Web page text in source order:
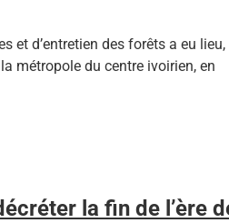
et d’entretien des forêts a eu lieu,
métropole du centre ivoirien, en
la fin de l’ère